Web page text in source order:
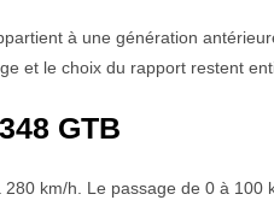
à une génération
et le choix du rapport restent
GTB
km/h. Le passage de 0 à 100